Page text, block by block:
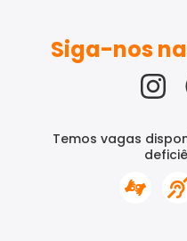
Siga-nos
Temos vagas